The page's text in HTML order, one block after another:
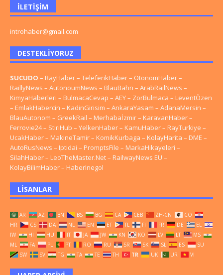
İLETIŞIM
introhaber@gmail.com
DESTEKLIYORUZ
SUCUDO – RayHaber– TeleferikHaber– OtonomHaber–
RaillyNews – AutonoumNews – BlauBahn – ArabRailNews –
KimyaHaberleri – BulmacaCevap – AEY– ZorBulmaca – LeventÖzen
– EmlakHabercin – KadinGirisim – AnkaraYasam – AdanaMersin –
BlauAutonom – GreekRail – Merhabaİzmir– KaravanHaber–
Ferrovie24– StiriHub – YelkenHaber– KamuHaber– RayTurkiye –
UcakHaber– MakineTamir– KomikKurbaga – KolayHarita – DME –
AutoRusNews – Iptidai – PromptsFile – MarkaHikayeleri –
SilahHaber– LeoTheMaster.Net– RailwayNews EU –
KolayBilimHaber– HaberInegol
LISANLAR
AR AZ BN BS BG CA CEB ZH-CN
CO
HR
CS DA NL EN ET TL FI FR DE
EL
IW
HI HU IT JA JW KN KO LV LT
MS
ML
FA PL PT RO RU SR SK SL ES
SU
SW
SV TG TA TE TH TR UK UR VI